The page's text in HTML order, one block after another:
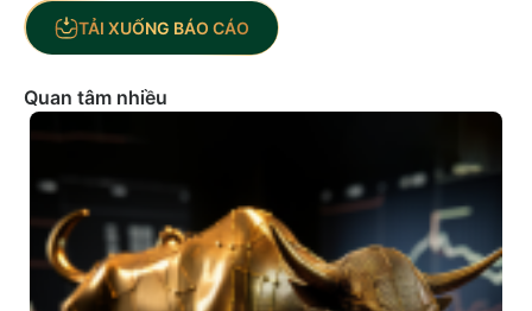
TẢI XUỐNG BÁO CÁO
Quan tâm nhiều